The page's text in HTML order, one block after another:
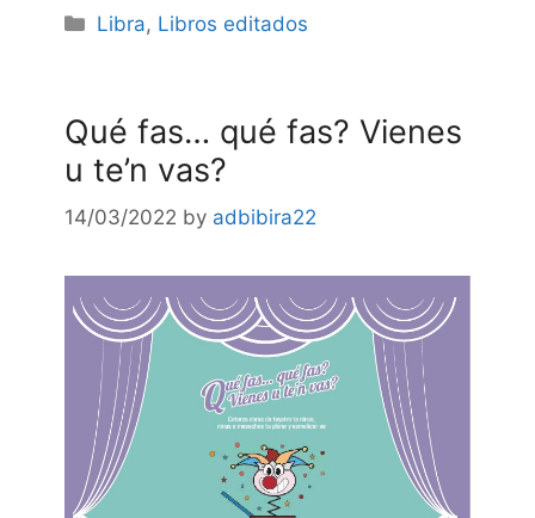
Categories
Libra, Libros editados
Qué fas… qué fas? Vienes
u te’n vas?
14/03/2022 by adbibira22